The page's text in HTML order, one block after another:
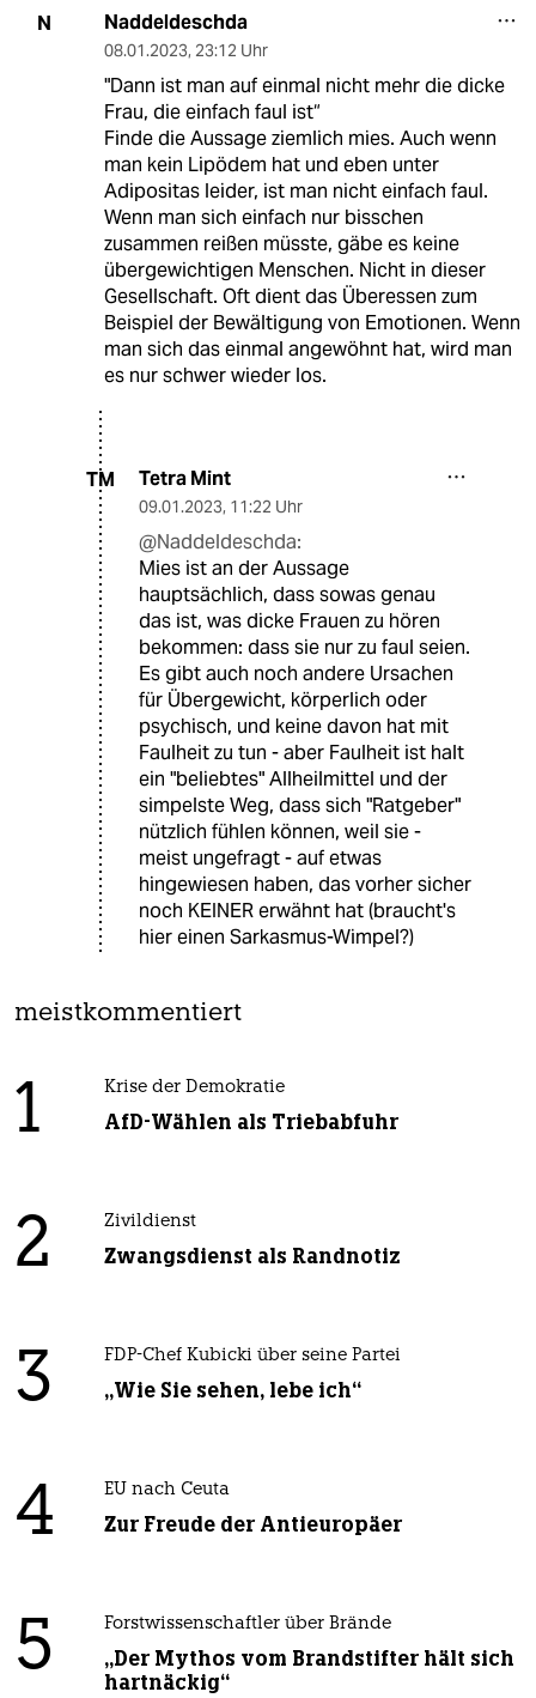
N Naddeldeschda
08.01.2023, 23:12 Uhr
"Dann ist man auf einmal nicht mehr die dicke
Frau, die einfach faul ist“
Finde die Aussage ziemlich mies. Auch wenn
man kein Lipödem hat und eben unter
Adipositas leider, ist man nicht einfach faul.
Wenn man sich einfach nur bisschen
zusammen reißen müsste, gäbe es keine
übergewichtigen Menschen. Nicht in dieser
Gesellschaft. Oft dient das Überessen zum
Beispiel der Bewältigung von Emotionen. Wenn
man sich das einmal angewöhnt hat, wird man
es nur schwer wieder los.
TM Tetra Mint
09.01.2023, 11:22 Uhr
@Naddeldeschda:
Mies ist an der Aussage
hauptsächlich, dass sowas genau
das ist, was dicke Frauen zu hören
bekommen: dass sie nur zu faul seien.
Es gibt auch noch andere Ursachen
für Übergewicht, körperlich oder
psychisch, und keine davon hat mit
Faulheit zu tun - aber Faulheit ist halt
ein "beliebtes" Allheilmittel und der
simpelste Weg, dass sich "Ratgeber"
nützlich fühlen können, weil sie -
meist ungefragt - auf etwas
hingewiesen haben, das vorher sicher
noch KEINER erwähnt hat (braucht's
hier einen Sarkasmus-Wimpel?)
meistkommentiert
1 Krise der Demokratie
AfD-Wählen als Triebabfuhr
2 Zivildienst
Zwangsdienst als Randnotiz
3 FDP-Chef Kubicki über seine Partei
„Wie Sie sehen, lebe ich“
4 EU nach Ceuta
Zur Freude der Antieuropäer
5 Forstwissenschaftler über Brände
„Der Mythos vom Brandstifter hält sich
hartnäckig“